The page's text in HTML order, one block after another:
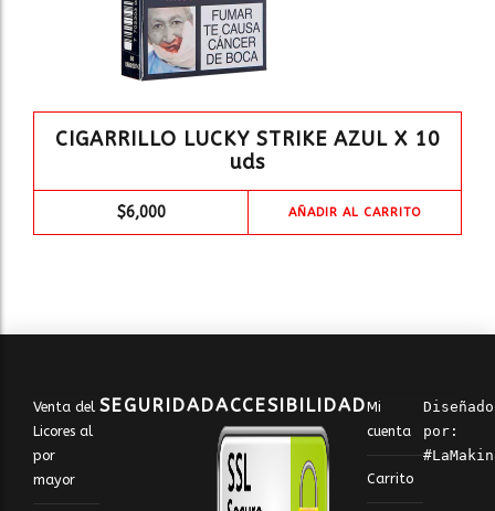
CIGARRILLO LUCKY STRIKE AZUL X 10
uds
$6,000 AÑADIR AL CARRITO
Venta del
Licores al
por
mayor
SEGURIDADACCESIBILIDADMi
cuenta
Carrito
Diseñado
por: